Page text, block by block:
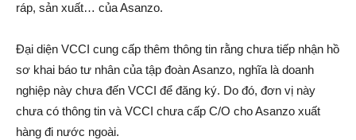
ráp, sản xuất… của Asanzo.
Đại diện VCCI cung cấp thêm thông tin rằng chưa tiếp nhận hồ
sơ khai báo tư nhân của tập đoàn Asanzo, nghĩa là doanh
nghiệp này chưa đến VCCI để đăng ký. Do đó, đơn vị này
chưa có thông tin và VCCI chưa cấp C/O cho Asanzo xuất
hàng đi nước ngoài.